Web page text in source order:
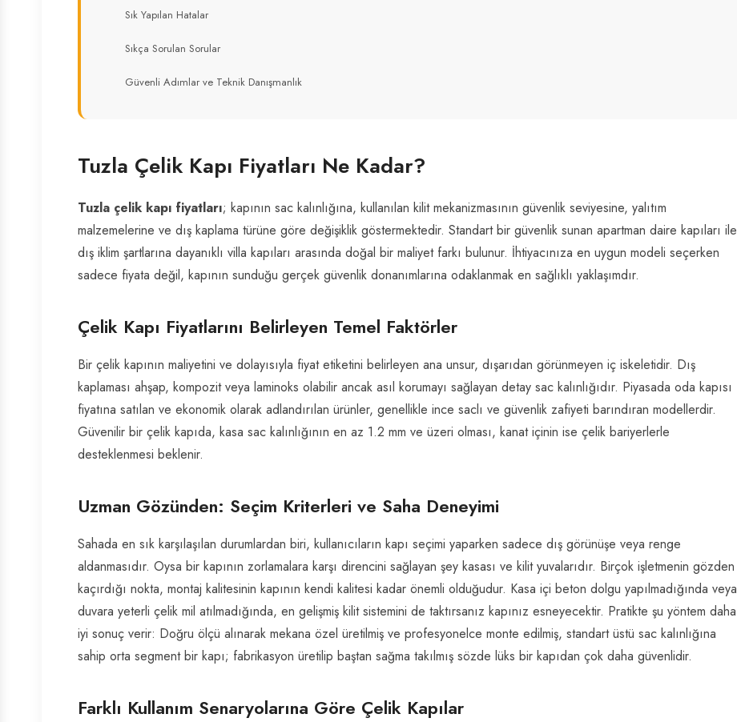
Sık Yapılan Hatalar
Sıkça Sorulan Sorular
Güvenli Adımlar ve Teknik Danışmanlık
Tuzla Çelik Kapı Fiyatları Ne Kadar?
Tuzla çelik kapı fiyatları; kapının sac kalınlığına, kullanılan kilit mekanizmasının güvenlik seviyesine, yalıtım
malzemelerine ve dış kaplama türüne göre değişiklik göstermektedir. Standart bir güvenlik sunan apartman daire kapıları ile
dış iklim şartlarına dayanıklı villa kapıları arasında doğal bir maliyet farkı bulunur. İhtiyacınıza en uygun modeli seçerken
sadece fiyata değil, kapının sunduğu gerçek güvenlik donanımlarına odaklanmak en sağlıklı yaklaşımdır.
Çelik Kapı Fiyatlarını Belirleyen Temel Faktörler
Bir çelik kapının maliyetini ve dolayısıyla fiyat etiketini belirleyen ana unsur, dışarıdan görünmeyen iç iskeletidir. Dış
kaplaması ahşap, kompozit veya laminoks olabilir ancak asıl korumayı sağlayan detay sac kalınlığıdır. Piyasada oda kapısı
fiyatına satılan ve ekonomik olarak adlandırılan ürünler, genellikle ince saclı ve güvenlik zafiyeti barındıran modellerdir.
Güvenilir bir çelik kapıda, kasa sac kalınlığının en az 1.2 mm ve üzeri olması, kanat içinin ise çelik bariyerlerle
desteklenmesi beklenir.
Uzman Gözünden: Seçim Kriterleri ve Saha Deneyimi
Sahada en sık karşılaşılan durumlardan biri, kullanıcıların kapı seçimi yaparken sadece dış görünüşe veya renge
aldanmasıdır. Oysa bir kapının zorlamalara karşı direncini sağlayan şey kasası ve kilit yuvalarıdır. Birçok işletmenin gözden
kaçırdığı nokta, montaj kalitesinin kapının kendi kalitesi kadar önemli olduğudur. Kasa içi beton dolgu yapılmadığında veya
duvara yeterli çelik mil atılmadığında, en gelişmiş kilit sistemini de taktırsanız kapınız esneyecektir. Pratikte şu yöntem daha
iyi sonuç verir: Doğru ölçü alınarak mekana özel üretilmiş ve profesyonelce monte edilmiş, standart üstü sac kalınlığına
sahip orta segment bir kapı; fabrikasyon üretilip baştan sağma takılmış sözde lüks bir kapıdan çok daha güvenlidir.
Farklı Kullanım Senaryolarına Göre Çelik Kapılar